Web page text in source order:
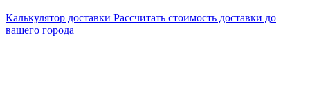
Калькулятор доставки Рассчитать стоимость доставки до
вашего города